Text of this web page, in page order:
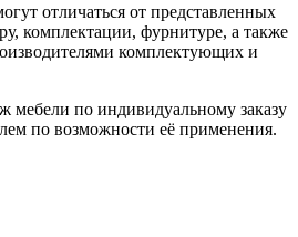
отличаться от представленных
комплектации, фурнитуре, а также
комплектующих и
мебели по индивидуальному заказу
по возможности её применения.